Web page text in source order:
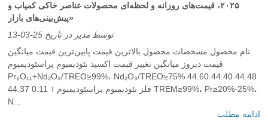
۲۰۲۵، قیمت‌های روزانه و لحظه‌ای محصولات عناصر خاکی کمیاب و
پیش‌بینی‌های بازار»
توسط مدیر در تاریخ 25-03-13
نام محصول مشخصات محصول بالاترین قیمت پایین‌ترین قیمت میانگین
قیمت دیروز میانگین تغییر قیمت اکسید نئودیمیوم پراسئودیمیوم
Pr₆O₁₁+Nd₂O₃/TREO≥99%، Nd₂O₃/TREO≥75% 44.60 44.40 44.48
44.37 0.11 ↑ فلز نئودیمیوم پراسئودیمیوم TREM≥99%، Pr≥20%-25%،
N...
ادامه مطلب